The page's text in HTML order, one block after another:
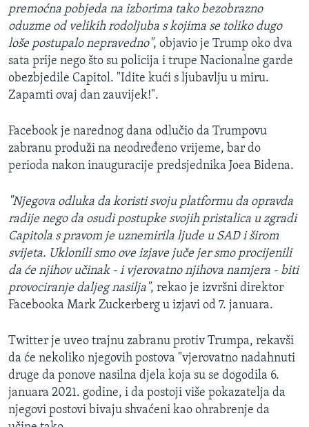
premoćna pobjeda na izborima tako bezobrazno
oduzme od velikih rodoljuba s kojima se toliko dugo
loše postupalo nepravedno", objavio je Trump oko dva
sata prije nego što su policija i trupe Nacionalne garde
obezbjedile Capitol. "Idite kući s ljubavlju u miru.
Zapamti ovaj dan zauvijek!".
Facebook je narednog dana odlučio da Trumpovu
zabranu produži na neodređeno vrijeme, bar do
perioda nakon inauguracije predsjednika Joea Bidena.
"Njegova odluka da koristi svoju platformu da opravda
radije nego da osudi postupke svojih pristalica u zgradi
Capitola s pravom je uznemirila ljude u SAD i širom
svijeta. Uklonili smo ove izjave juče jer smo procijenili
da će njihov učinak - i vjerovatno njihova namjera - biti
provociranje daljeg nasilja", rekao je izvršni direktor
Facebooka Mark Zuckerberg u izjavi od 7. januara.
Twitter je uveo trajnu zabranu protiv Trumpa, rekavši
da će nekoliko njegovih postova "vjerovatno nadahnuti
druge da ponove nasilna djela koja su se dogodila 6.
januara 2021. godine, i da postoji više pokazatelja da
njegovi postovi bivaju shvaćeni kao ohrabrenje da